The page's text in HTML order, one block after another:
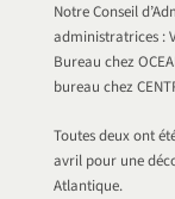
Notre Conseil
administratrices :
Bureau chez
bureau chez
Toutes deux ont
avril pour une
Atlantique.